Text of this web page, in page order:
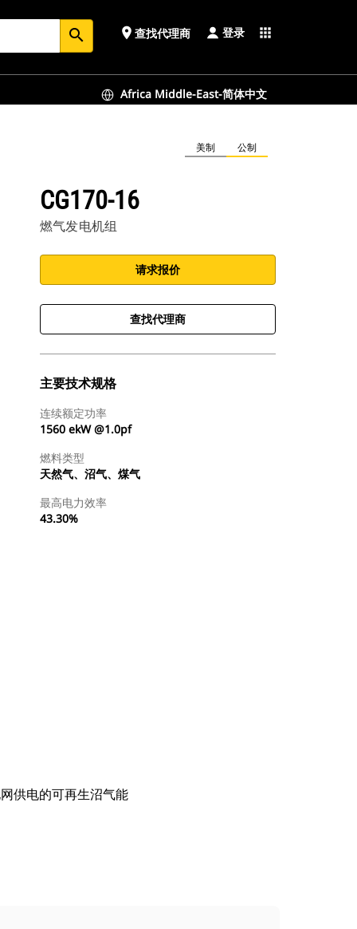
search place 查找代理商 登录 apps
Africa Middle-East-简体中文
美制 公制
CG170-16
燃气发电机组
请求报价
查找代理商
主要技术规格
连续额定功率
1560 ekW @1.0pf
燃料类型
天然气、沼气、煤气
最高电力效率
43.30%
供电的可再生沼气能